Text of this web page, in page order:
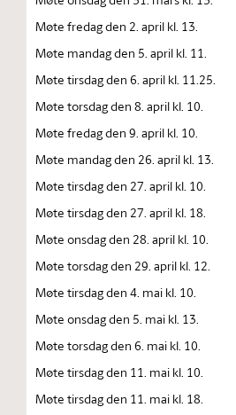
Møte fredag den 2. april kl. 13.
Møte mandag den 5. april kl. 11.
Møte tirsdag den 6. april kl. 11.25.
Møte torsdag den 8. april kl. 10.
Møte fredag den 9. april kl. 10.
Møte mandag den 26. april kl. 13.
Møte tirsdag den 27. april kl. 10.
Møte tirsdag den 27. april kl. 18.
Møte onsdag den 28. april kl. 10.
Møte torsdag den 29. april kl. 12.
Møte tirsdag den 4. mai kl. 10.
Møte onsdag den 5. mai kl. 13.
Møte torsdag den 6. mai kl. 10.
Møte tirsdag den 11. mai kl. 10.
Møte tirsdag den 11. mai kl. 18.